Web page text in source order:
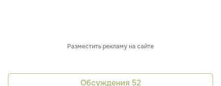
Разместить рекламу на сайте
Обсуждения 52